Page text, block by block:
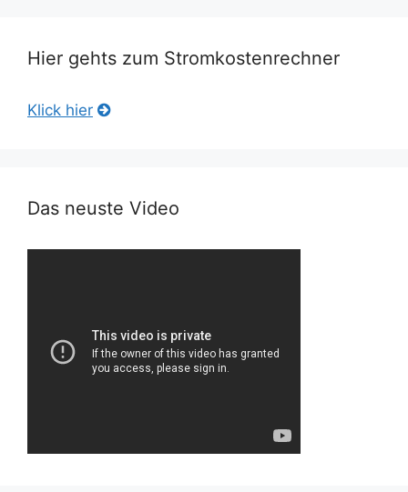
Hier gehts zum Stromkostenrechner
Klick hier
Das neuste Video